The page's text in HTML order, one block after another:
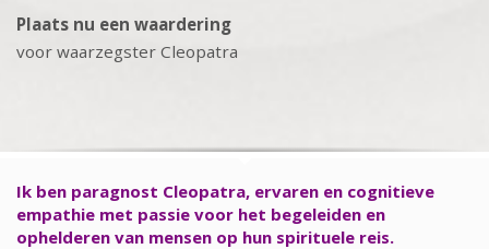
Plaats nu een waardering
voor waarzegster Cleopatra
Ik ben paragnost Cleopatra, ervaren en cognitieve
empathie met passie voor het begeleiden en
ophelderen van mensen op hun spirituele reis.